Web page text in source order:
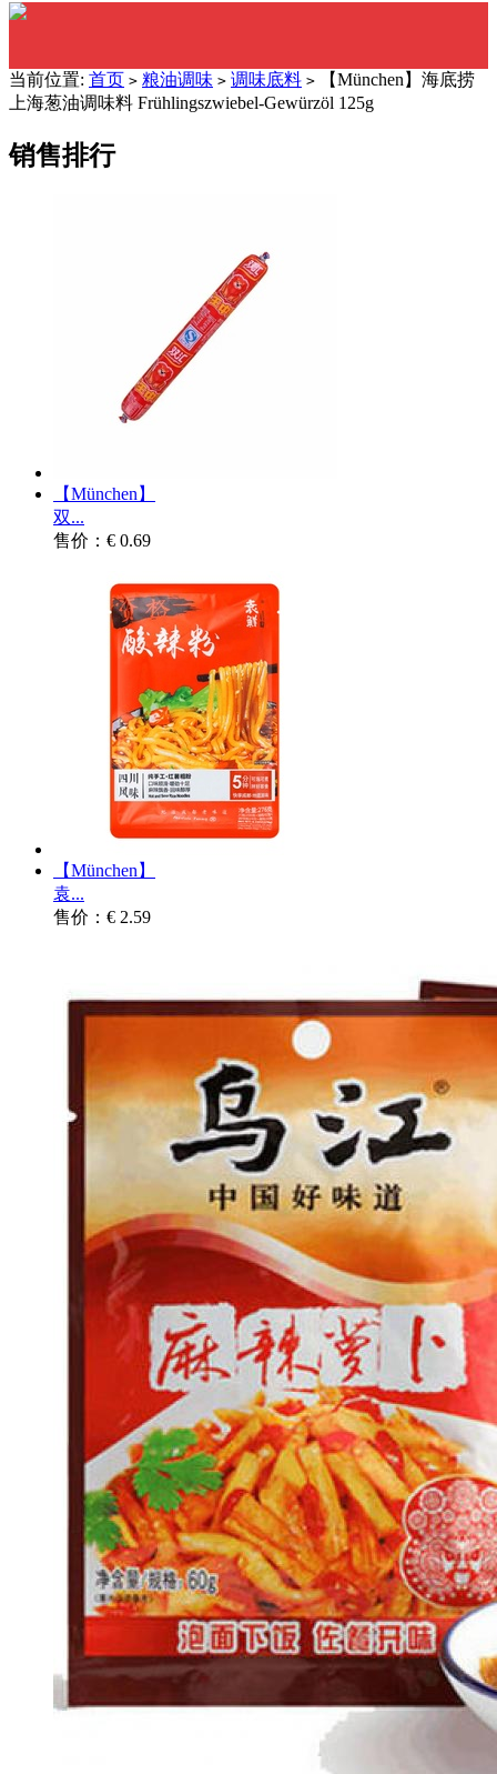
当前位置: 首页 > 粮油调味 > 调味底料 > 【München】海底捞
上海葱油调味料 Frühlingszwiebel-Gewürzöl 125g
销售排行
【München】
双...
售价：€ 0.69
【München】
袁...
售价：€ 2.59